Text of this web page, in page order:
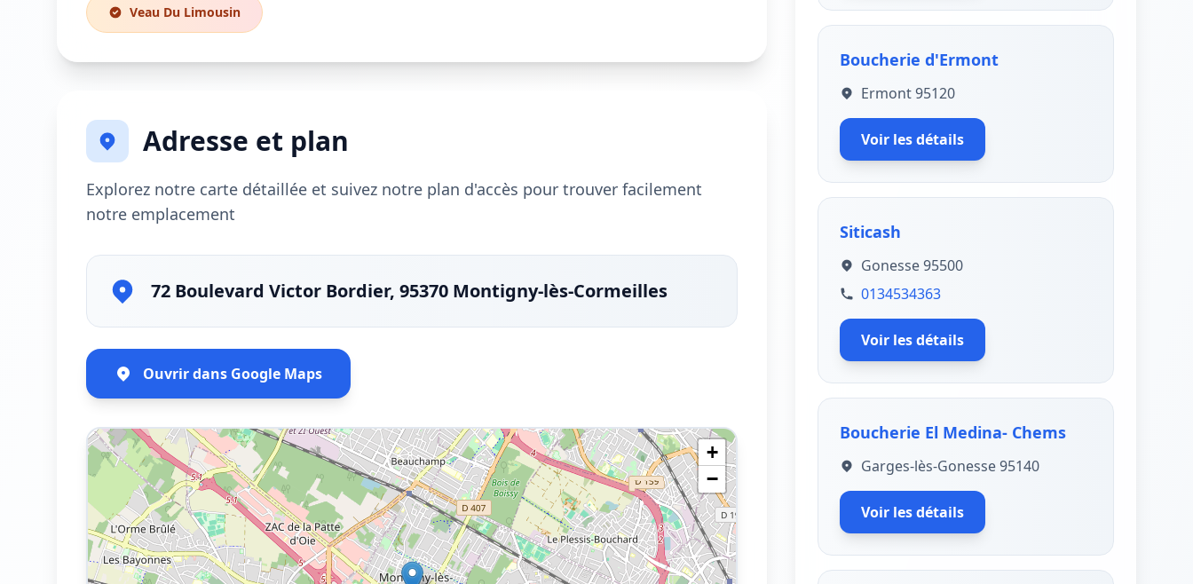
Veau Du Limousin
Adresse et plan
Explorez notre carte détaillée et suivez notre plan d'accès pour trouver facilement
notre emplacement
72 Boulevard Victor Bordier, 95370 Montigny-lès-Cormeilles
Ouvrir dans Google Maps
+
−
Boucherie d'Ermont
Ermont 95120
Voir les détails
Siticash
Gonesse 95500
0134534363
Voir les détails
Boucherie El Medina- Chems
Garges-lès-Gonesse 95140
Voir les détails